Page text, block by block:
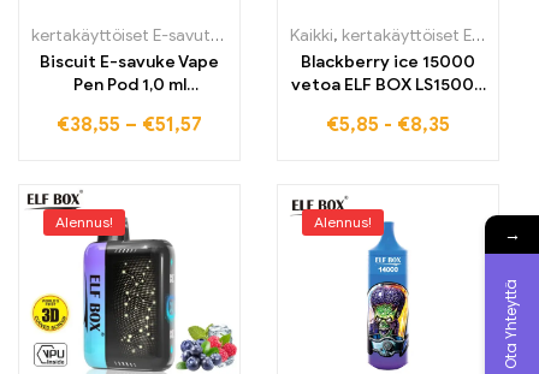
kertakäyttöiset E-savut
,kertakäyttöiset E-savut Suomi,
Biscuit E-savuke Vape
Pen Pod 1,0 ml
€38,55 – €51,57
Kaikki, kertakäyttöiset E-savut
Blackberry ice 15000
vetoa ELF BOX LS15000
tukkumyyntihinta
€5,85 - €8,35
Alennus! Alennus! →
Ota Yhteyttä